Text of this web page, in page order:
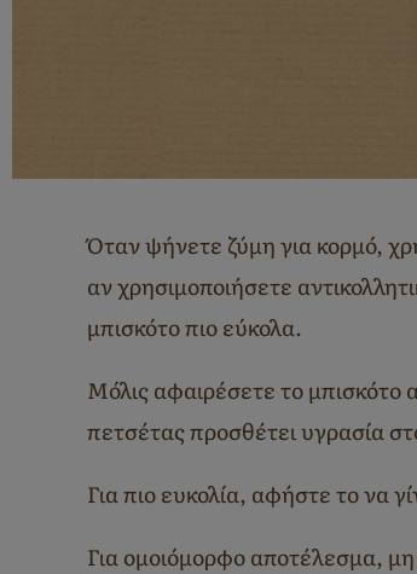
Όταν ψήνετε ζύμη για κορμό,
αν χρησιμοποιήσετε
μπισκότο πιο εύκολα.
Μόλις αφαιρέσετε το
πετσέτας προσθέτει υγρασία
Για πιο ευκολία, αφήστε το να
Για ομοιόμορφο αποτέλεσμα,